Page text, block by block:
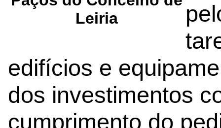
Leiria
edifícios e
dos investimentos
cumprimento do